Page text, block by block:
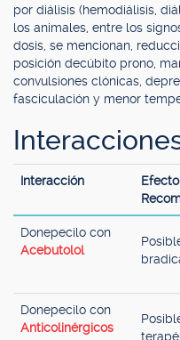
por diálisis (hemodiálisis,
los animales, entre los
dosis, se mencionan,
posición decúbito prono,
convulsiones clónicas,
fasciculación y menor
Interacción
Donepecilo con
Acebutolol
Donepecilo con
Anticolinérgicos